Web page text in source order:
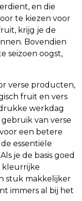
en die
te kiezen voor
krijg je de
Bovendien
seizoen oogst,
verse producten,
fruit en vers
werkdag
van verse
een betere
essentiële
je de basis goed
kleurrijke
stuk makkelijker
immers al bij het